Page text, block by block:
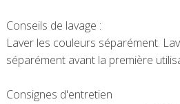
Conseils de lavage :
Laver les couleurs séparément.
séparément avant la première
Consignes d'entretien